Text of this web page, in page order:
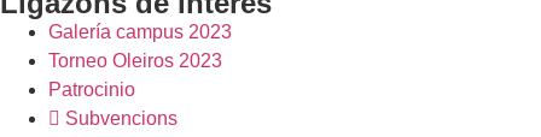
Galería campus 2023
Torneo Oleiros 2023
Patrocinio
Subvencions